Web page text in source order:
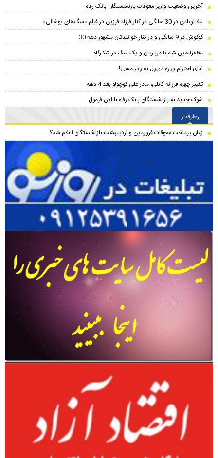
آخرین وضعیت واریز معوقات بازنشستگان بانک رفاه
لیلا اوتادی در 30 سالگی در کنار فرزاد فرزین در فیلم «سگ‌های پوشالی»
گوگوش در 9 سالگی و در کنار خوانندگان مشهور دهه 30
مظفرالدین شاه با درباریان و یک سگ در شکارگاه
ادای احترام ویژه دی‌پل به پدر مسی!
تغییر چهره فرزانه کابلی، مادر علی کوچولو بعد 4 دهه
شوک جدید به بازنشستگان بانک رفاه با این فرمول
پرطرفدار
زمان پرداخت معوقات فروردین و اردیبهشت بازنشستگان اعلام شد؟